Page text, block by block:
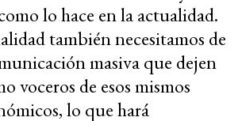
lo hace en la actualidad.
también necesitamos de
masiva que dejen
voceros de esos mismos
lo que hará